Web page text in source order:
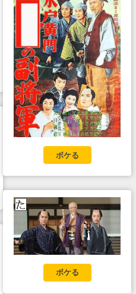
ボケる
ボケる